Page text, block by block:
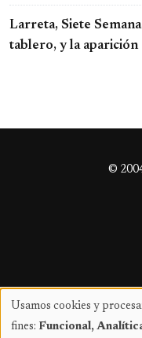
Larreta, Siete
tablero, y la aparición
©
Uso
Usamos cookies y
fines: Funcional,